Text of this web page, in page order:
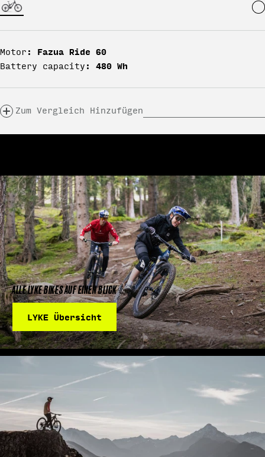
Motor: Fazua Ride 60
Battery capacity: 480 Wh
Zum Vergleich Hinzufügen
ALLE LYKE BIKES AUF EINEN BLICK
LYKE Übersicht